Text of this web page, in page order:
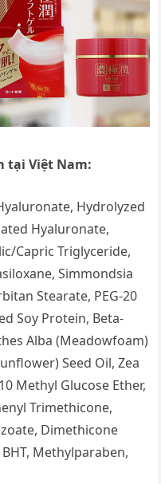
tại Việt Nam:
Hydrolyzed
Hyaluronate,
Capric Triglyceride,
Simmondsia
Stearate, PEG-20
Soy Protein, Beta-
Alba (Meadowfoam)
Seed Oil, Zea
Methyl Glucose Ether,
Trimethicone,
Dimethicone
Methylparaben,